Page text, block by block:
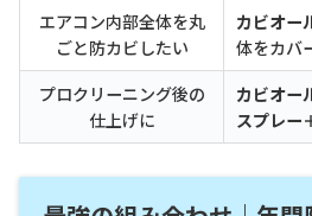
エアコン内部全体を丸
ごと防カビしたい
カビオー
体をカバ
プロクリーニング後の
仕上げに
カビオー
スプレー